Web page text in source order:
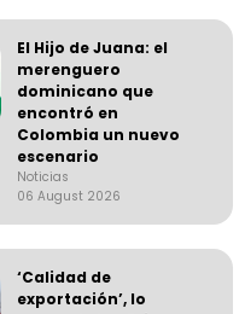
El Hijo de Juana: el
merenguero
dominicano que
encontró en
Colombia un nuevo
escenario
Noticias
06 August 2026
‘Calidad de
exportación’, lo